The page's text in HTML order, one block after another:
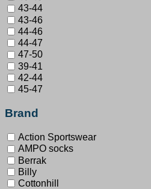
43-44
43-46
44-46
44-47
47-50
39-41
42-44
45-47
Brand
Action Sportswear
AMPO socks
Berrak
Billy
Cottonhill